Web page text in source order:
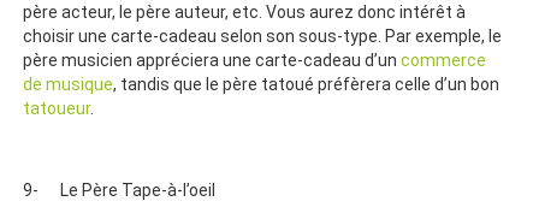
père acteur, le père auteur, etc. Vous aurez donc intérêt à
choisir une carte-cadeau selon son sous-type. Par exemple, le
père musicien appréciera une carte-cadeau d’uncommerce
de musique, tandis que le père tatoué préfèrera celle d’un bon
tatoueur.
9- Le Père Tape-à-l’oeil